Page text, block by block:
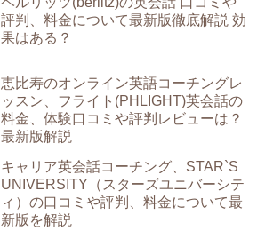
評判、料金について最新版徹底解説 効
果はある？
恵比寿のオンライン英語コーチングレ
ッスン、フライト(PHLIGHT)英会話の
料金、体験口コミや評判レビューは？
最新版解説
キャリア英会話コーチング、STAR`S
UNIVERSITY（スターズユニバーシテ
ィ）の口コミや評判、料金について最
新版を解説